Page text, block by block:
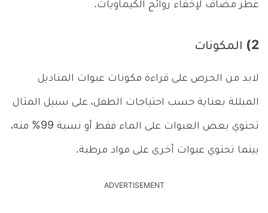
عطر مضاف لإخفاء روائح الكيماويات.
2) المكونات
لابد من الحرص على قراءة مكونات عبوات المناديل
المبللة بعناية حسب احتياجات الطفل، على سبيل المثال
تحتوي بعض العبوات على الماء فقط أو نسبة 99% منه،
بينما تحتوي عبوات أخرى على مواد مرطبة.
ADVERTISEMENT